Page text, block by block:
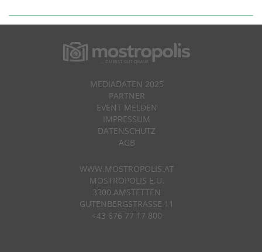
MEDIADATEN 2025
PARTNER
EVENT MELDEN
IMPRESSUM
DATENSCHUTZ
AGB
WWW.MOSTROPOLIS.AT
MOSTROPOLIS E.U.
3300 AMSTETTEN
GUTENBERGSTRASSE 11
+43 676 77 17 800